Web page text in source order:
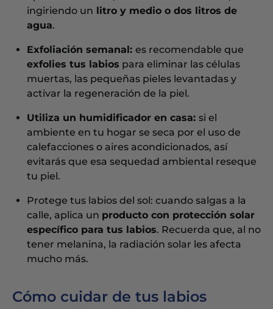
ingiriendo un litro y medio o dos litros de
agua.
Exfoliación semanal: es recomendable que
exfolies tus labios para eliminar las células
muertas, las pequeñas pieles levantadas y
activar la regeneración de la piel.
Utiliza un humidificador en casa: si el
ambiente en tu hogar se seca por el uso de
calefacciones o aires acondicionados, así
evitarás que esa sequedad ambiental reseque
tu piel.
Protege tus labios del sol: cuando salgas a la
calle, aplica un producto con protección solar
específico para tus labios. Recuerda que, al no
tener melanina, la radiación solar les afecta
mucho más.
Cómo cuidar de tus labios